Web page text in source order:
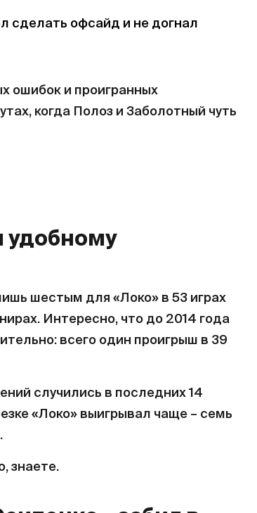
сделать офсайд и не догнал
ошибок и проигранных
когда Полоз и Заболотный чуть
удобному